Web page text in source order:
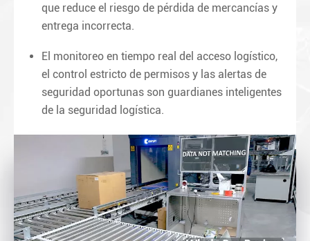
que reduce el riesgo de pérdida de mercancías y
entrega incorrecta.
El monitoreo en tiempo real del acceso logístico,
el control estricto de permisos y las alertas de
seguridad oportunas son guardianes inteligentes
de la seguridad logística.